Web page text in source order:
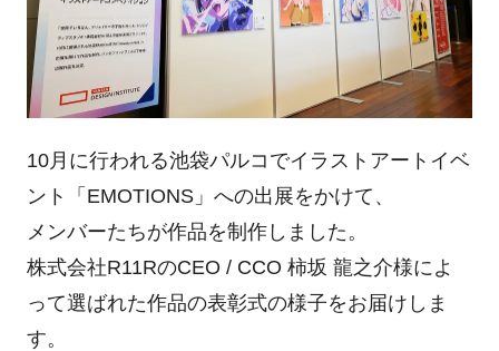
10月に行われる池袋パルコでイラストアートイベ
ント「EMOTIONS」への出展をかけて、
メンバーたちが作品を制作しました。
株式会社R11RのCEO / CCO 柿坂 龍之介様によ
って選ばれた作品の表彰式の様子をお届けしま
す。